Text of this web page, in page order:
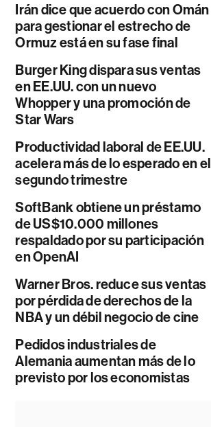
Irán dice que acuerdo con Omán
para gestionar el estrecho de
Ormuz está en su fase final
Burger King dispara sus ventas
en EE.UU. con un nuevo
Whopper y una promoción de
Star Wars
Productividad laboral de EE.UU.
acelera más de lo esperado en el
segundo trimestre
SoftBank obtiene un préstamo
de US$10.000 millones
respaldado por su participación
en OpenAI
Warner Bros. reduce sus ventas
por pérdida de derechos de la
NBA y un débil negocio de cine
Pedidos industriales de
Alemania aumentan más de lo
previsto por los economistas